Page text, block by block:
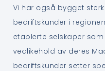
Vi har også bygget
bedriftskunder i
etablerte selskaper
vedlikehold av deres
bedriftskunder setter